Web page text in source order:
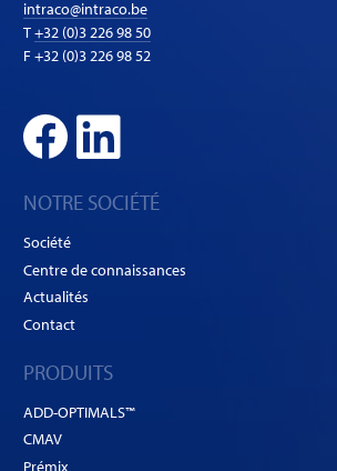
intraco@intraco.be
T+32 (0)3 226 98 50
F +32 (0)3 226 98 52
NOTRE SOCIÉTÉ
Société
Centre de connaissances
Actualités
Contact
PRODUITS
ADD-OPTIMALS™
CMAV
Prémix